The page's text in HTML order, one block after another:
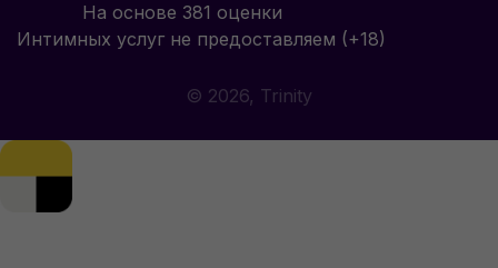
На основе 381 оценки
Интимных услуг не предоставляем (+18)
© 2026, Trinity